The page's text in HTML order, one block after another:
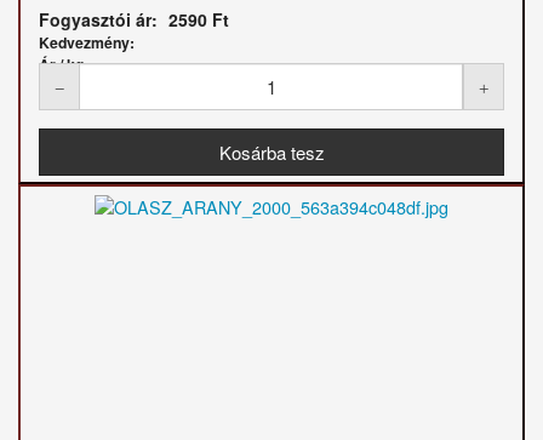
Fogyasztói ár: 2590 Ft
Kedvezmény:
Ár / kg: